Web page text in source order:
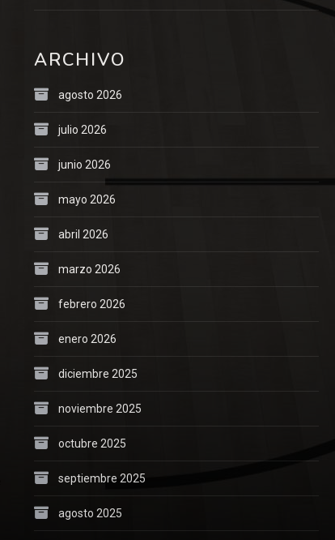
ARCHIVO
agosto 2026
julio 2026
junio 2026
mayo 2026
abril 2026
marzo 2026
febrero 2026
enero 2026
diciembre 2025
noviembre 2025
octubre 2025
septiembre 2025
agosto 2025